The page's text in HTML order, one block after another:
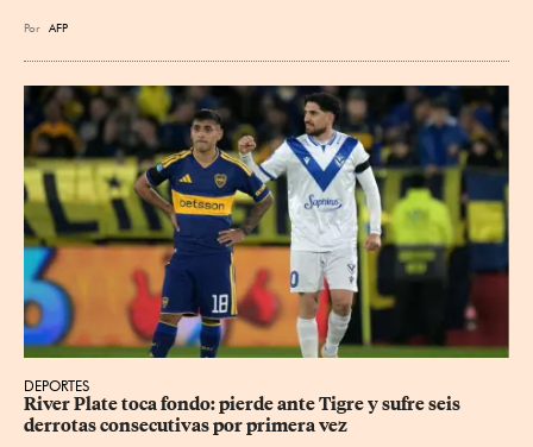
Por AFP
DEPORTES
River Plate toca fondo: pierde ante Tigre y sufre seis
derrotas consecutivas por primera vez